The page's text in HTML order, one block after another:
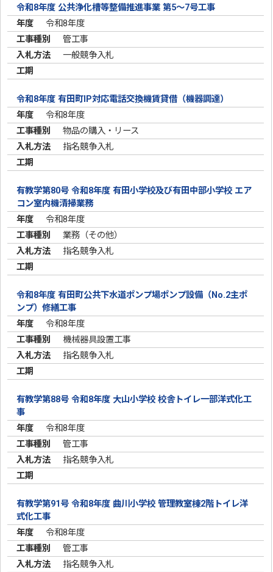
令和8年度 公共浄化槽等整備推進事業 第5～7号工事
令和8年度
管工事
一般競争入札
令和8年度 有田町IP対応電話交換機賃貸借（機器調達）
令和8年度
物品の購入・リース
指名競争入札
有教学第80号 令和8年度 有田小学校及び有田中部小学校 エア
コン室内機清掃業務
令和8年度
業務（その他）
指名競争入札
令和8年度 有田町公共下水道ポンプ場ポンプ設備（No.2主ポ
ンプ）修繕工事
令和8年度
機械器具設置工事
指名競争入札
有教学第88号 令和8年度 大山小学校 校舎トイレ一部洋式化工
事
令和8年度
管工事
指名競争入札
有教学第91号 令和8年度 曲川小学校 管理教室棟2階トイレ洋
式化工事
令和8年度
管工事
指名競争入札